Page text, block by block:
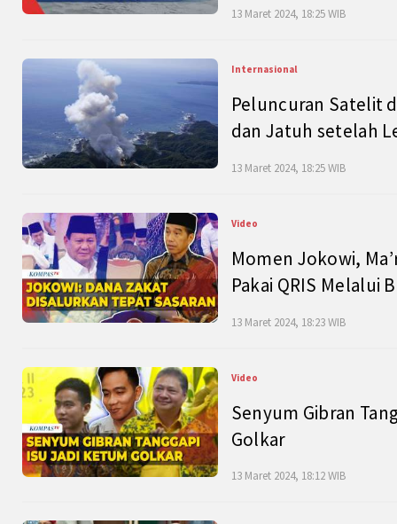
13 Maret 2024, 18:25 WIB
Internasional
Peluncuran Satelit
dan Jatuh setelah
13 Maret 2024, 18:25 WIB
Video
Momen Jokowi,
Pakai QRIS Melalui
13 Maret 2024, 18:23 WIB
Video
Senyum Gibran
Golkar
13 Maret 2024, 18:12 WIB